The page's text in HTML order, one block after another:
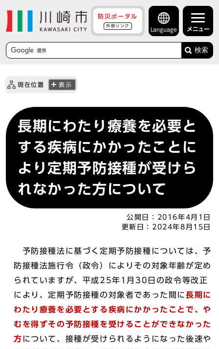
防災ポータル
外部リンク
Language メニュー
検索
現在位置 表示
長期にわたり療養を必要と
する疾病にかかったことに
より定期予防接種が受けら
れなかった方について
公開日：
2016年4月1日
更新日： 2024年8月15日
予防接種法に基づく定期予防接種については、予
防接種法施行令（政令）によりその対象年齢が定め
られていますが、平成25年1月30日の政令等改正
により、定期予防接種の対象者であった間に長期に
わたり療養を必要とする疾病にかかったことで、や
むを得ずその予防接種を受けることができなかった
方 について、接種が受けられるようになった後速や